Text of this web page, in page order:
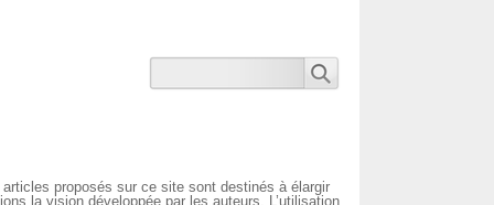
proposés sur ce site sont destinés à élargir
la vision développée par les auteurs. L’utilisation